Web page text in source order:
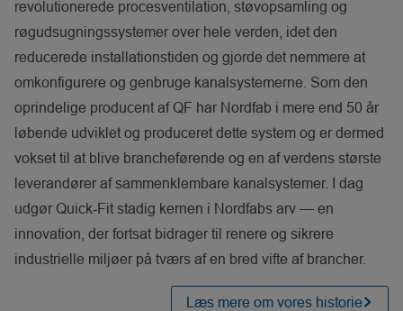
revolutionerede procesventilation, støvopsamling og
røgudsugningssystemer over hele verden, idet den
reducerede installationstiden og gjorde det nemmere at
omkonfigurere og genbruge kanalsystemerne. Som den
oprindelige producent af QF har Nordfab i mere end 50 år
løbende udviklet og produceret dette system og er dermed
vokset til at blive brancheførende og en af verdens største
leverandører af sammenklembare kanalsystemer. I dag
udgør Quick‑Fit stadig kernen i Nordfabs arv — en
innovation, der fortsat bidrager til renere og sikrere
industrielle miljøer på tværs af en bred vifte af brancher.
Læs mere om vores historie